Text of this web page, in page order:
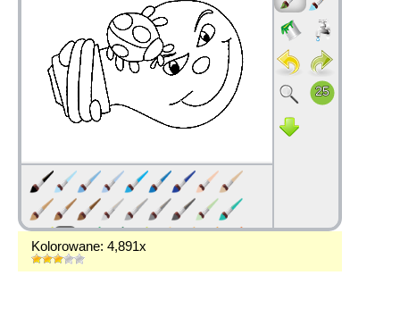
Kolorowane: 4,891x